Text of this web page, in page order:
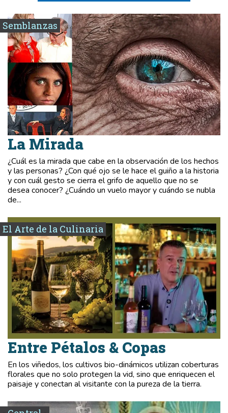
Semblanzas
La Mirada
¿Cuál es la mirada que cabe en la observación de los hechos
y las personas? ¿Con qué ojo se le hace el guiño a la historia
y con cuál gesto se cierra el grifo de aquello que no se
desea conocer? ¿Cuándo un vuelo mayor y cuándo se nubla
de...
El Arte de la Culinaria
Entre Pétalos & Copas
En los viñedos, los cultivos bio-dinámicos utilizan coberturas
florales que no solo protegen la vid, sino que enriquecen el
paisaje y conectan al visitante con la pureza de la tierra.